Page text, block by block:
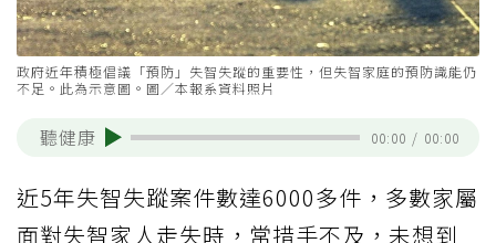
政府近年積極倡議「預防」失智失蹤的重要性，但失智家庭的預防識能仍
不足。此為示意圖。圖／本報系資料照片
聽健康 00:00 / 00:00
近5年失智失蹤案件數達6000多件，多數家屬
面對失智家人走失時，常措手不及，未想到